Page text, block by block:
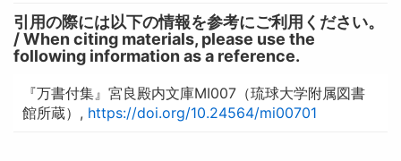
引用の際には以下の情報を参考にご利用ください。
/ When citing materials, please use the
following information as a reference.
『万書付集』宮良殿内文庫MI007（琉球大学附属図書
館所蔵）, https://doi.org/10.24564/mi00701